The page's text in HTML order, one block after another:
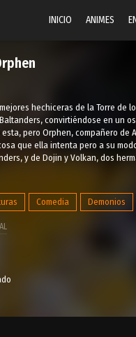
INICIO ANIMES
hechiceras de la Torre
convirtiéndose en un
pero Orphen, compañero
que ella intenta pero a su
y de Dojin y Volkan, dos
Comedia Demonios